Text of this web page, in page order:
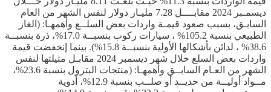
ديسمـبر 2024 مقابــــل 7.28 مليـار دولار لنفس الشهر من العام
السابـق، بسبب صعود قيمـة واردات بعض السلــع وأهمهـا: (الغاز
الطبيعي بنسبة 105.2% ، سيارات ركوب بنسبــة 17.0%، ذرة بنسبــة
38.6% ، لدائن بأشكالها الأولية بنسبــة 15.8%). بينما إنخفضت قيمة
واردات بعض السلع خلال شهر ديسمبر 2024 مقابـل مثيلتها لنفس
الشهر من العـام السابــق وأهمهـا: (منتجات البترول بنسبة 23.6%،
مــواد أوليــة من حديــد أو صلــب بنسبة 12.9%، أدوية